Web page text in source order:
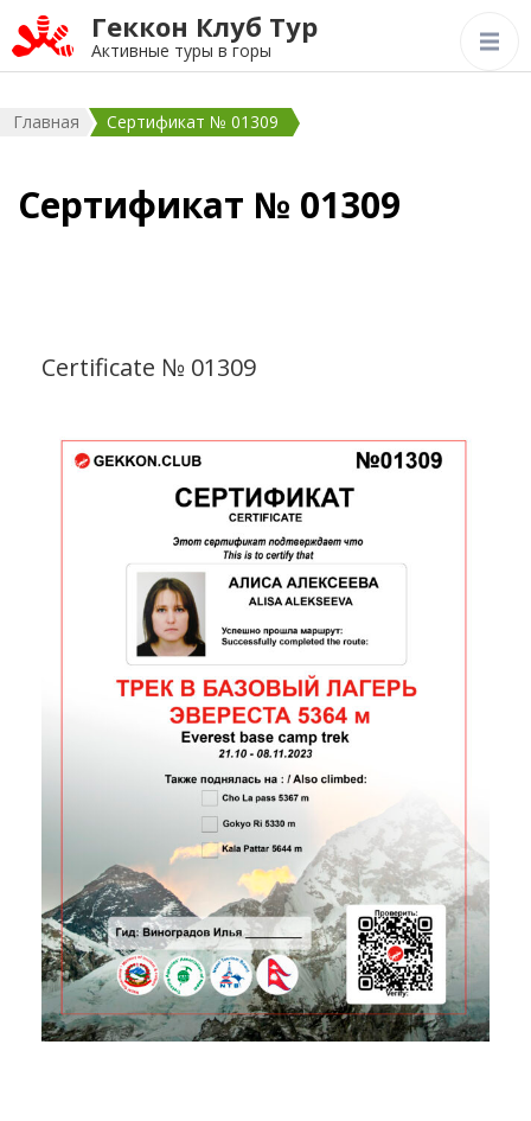
Геккон Клуб Тур
Активные туры в горы
Главная Сертификат № 01309
Сертификат № 01309
Certificate № 01309